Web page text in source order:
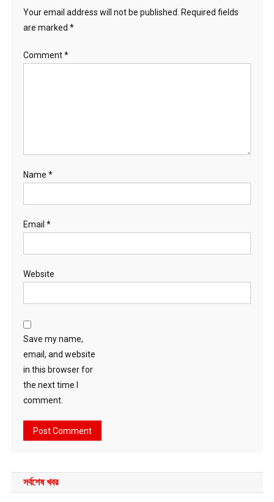
Your email address will not be published. Required fields
are marked *
Comment*
Name *
Email *
Website
Save my name,
email, and website
in this browser for
the next time I
comment.
সর্বশেষ খবর